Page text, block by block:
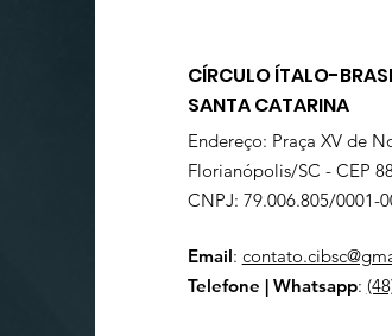
CÍRCULO ÍTALO-
SANTA CATARINA
Endereço: Praça XV de
Florianópolis/SC - CEP
CNPJ: 79.006.805/0001-
Email:
Telefone | Whatsapp: